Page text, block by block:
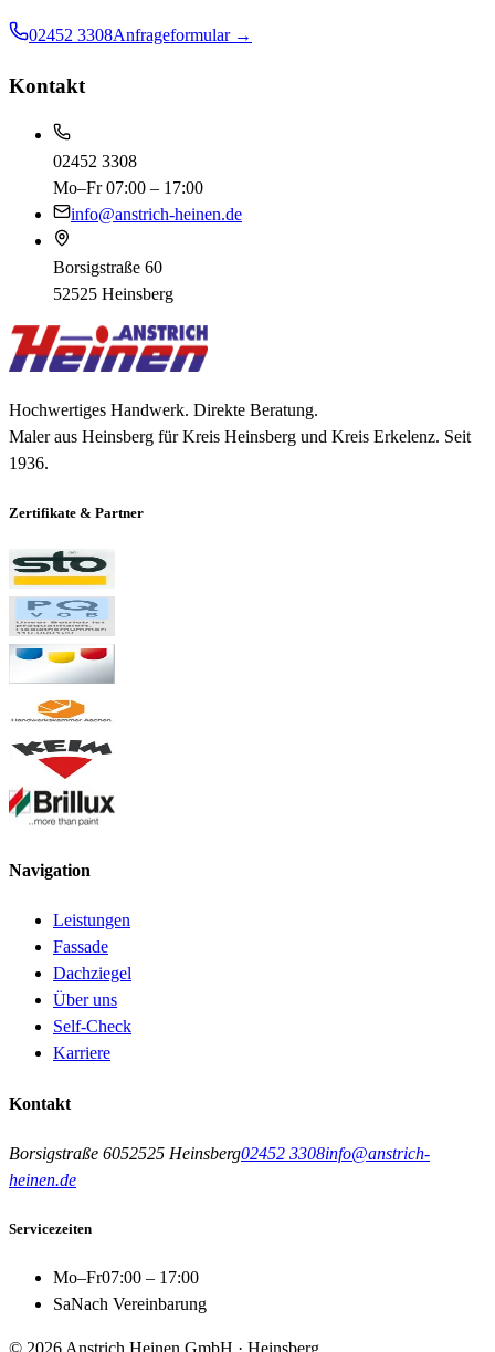
02452 3308Anfrageformular →
Kontakt
02452 3308
Mo–Fr 07:00 – 17:00
info@anstrich-heinen.de
Borsigstraße 60
52525 Heinsberg
Hochwertiges Handwerk. Direkte Beratung.
Maler aus Heinsberg für Kreis Heinsberg und Kreis Erkelenz. Seit
1936.
Zertifikate & Partner
Navigation
Leistungen
Fassade
Dachziegel
Über uns
Self-Check
Karriere
Kontakt
Borsigstraße 6052525 Heinsberg02452 3308info@anstrich-
heinen.de
Servicezeiten
Mo–Fr07:00 – 17:00
SaNach Vereinbarung